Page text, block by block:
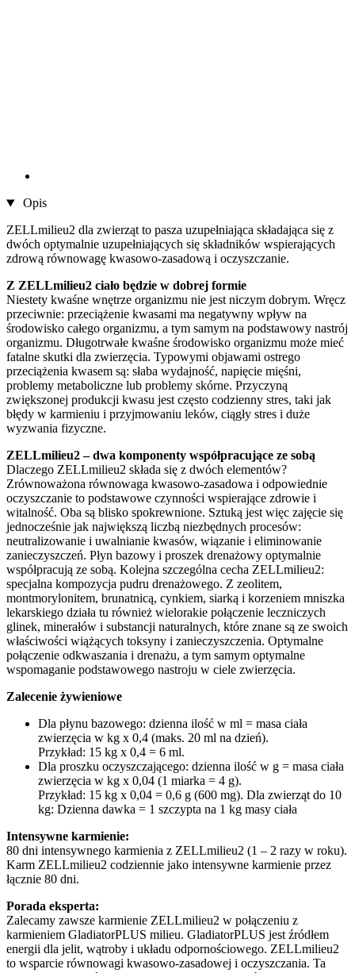
Opis
ZELLmilieu2 dla zwierząt to pasza uzupełniająca składająca się z
dwóch optymalnie uzupełniających się składników wspierających
zdrową równowagę kwasowo-zasadową i oczyszczanie.
Z ZELLmilieu2 ciało będzie w dobrej formie
Niestety kwaśne wnętrze organizmu nie jest niczym dobrym. Wręcz
przeciwnie: przeciążenie kwasami ma negatywny wpływ na
środowisko całego organizmu, a tym samym na podstawowy nastrój
organizmu. Długotrwałe kwaśne środowisko organizmu może mieć
fatalne skutki dla zwierzęcia. Typowymi objawami ostrego
przeciążenia kwasem są: słaba wydajność, napięcie mięśni,
problemy metaboliczne lub problemy skórne. Przyczyną
zwiększonej produkcji kwasu jest często codzienny stres, taki jak
błędy w karmieniu i przyjmowaniu leków, ciągły stres i duże
wyzwania fizyczne.
ZELLmilieu2 – dwa komponenty współpracujące ze sobą
Dlaczego ZELLmilieu2 składa się z dwóch elementów?
Zrównoważona równowaga kwasowo-zasadowa i odpowiednie
oczyszczanie to podstawowe czynności wspierające zdrowie i
witalność. Oba są blisko spokrewnione. Sztuką jest więc zajęcie się
jednocześnie jak największą liczbą niezbędnych procesów:
neutralizowanie i uwalnianie kwasów, wiązanie i eliminowanie
zanieczyszczeń. Płyn bazowy i proszek drenażowy optymalnie
współpracują ze sobą. Kolejna szczególna cecha ZELLmilieu2:
specjalna kompozycja pudru drenażowego. Z zeolitem,
montmorylonitem, brunatnicą, cynkiem, siarką i korzeniem mniszka
lekarskiego działa tu również wielorakie połączenie leczniczych
glinek, minerałów i substancji naturalnych, które znane są ze swoich
właściwości wiążących toksyny i zanieczyszczenia. Optymalne
połączenie odkwaszania i drenażu, a tym samym optymalne
wspomaganie podstawowego nastroju w ciele zwierzęcia.
Zalecenie żywieniowe
Dla płynu bazowego: dzienna ilość w ml = masa ciała
zwierzęcia w kg x 0,4 (maks. 20 ml na dzień).
Przykład: 15 kg x 0,4 = 6 ml.
Dla proszku oczyszczającego: dzienna ilość w g = masa ciała
zwierzęcia w kg x 0,04 (1 miarka = 4 g).
Przykład: 15 kg x 0,04 = 0,6 g (600 mg). Dla zwierząt do 10
kg: Dzienna dawka = 1 szczypta na 1 kg masy ciała
Intensywne karmienie:
80 dni intensywnego karmienia z ZELLmilieu2 (1 – 2 razy w roku).
Karm ZELLmilieu2 codziennie jako intensywne karmienie przez
łącznie 80 dni.
Porada eksperta:
Zalecamy zawsze karmienie ZELLmilieu2 w połączeniu z
karmieniem GladiatorPLUS milieu. GladiatorPLUS jest źródłem
energii dla jelit, wątroby i układu odpornościowego. ZELLmilieu2
to wsparcie równowagi kwasowo-zasadowej i oczyszczania. Ta